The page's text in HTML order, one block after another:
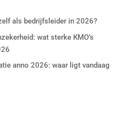
als bedrijfsleider in 2026?
wat sterke KMO’s
anno 2026: waar ligt vandaag